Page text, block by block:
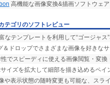
高機能な画像変換&描画ソフトウェア
テゴリのソフトレビュー
なテンプレートを利用して“ゴージャ
＆ドロップでさまざまな画像を好きな
でスピーディに使える画像閲覧・変換
イズを拡大して細部を描き込めるペイ
や表示状態の随時変更も可能な、スラ